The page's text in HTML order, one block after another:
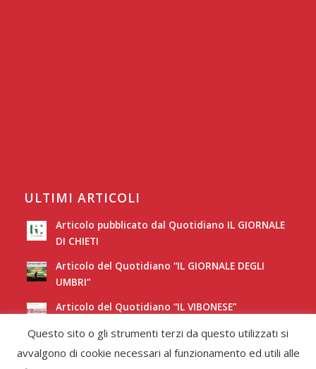
ULTIMI ARTICOLI
Articolo pubblicato dal Quotidiano IL GIORNALE
DI CHIETI
Articolo del Quotidiano “IL GIORNALE DEGLI
UMBRI”
Articolo del Quotidiano “IL VIBONESE”
Articolo del Quotidiano “LA NUOVA SARDEGNA”
Questo sito o gli strumenti terzi da questo utilizzati si
avvalgono di cookie necessari al funzionamento ed utili alle